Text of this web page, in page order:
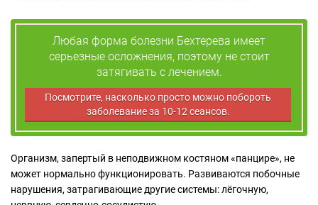
Любая форма болезни Бехтерева имеет
серьезные осложнения, поэтому не стоит
затягивать с лечением.
Посмотрите, насколько просто можно побороть
заболевание за 10-12 сеансов.
Организм, запертый в неподвижном костяном «панцире», не
может нормально функционировать. Развиваются побочные
нарушения, затрагивающие другие системы: лёгочную,